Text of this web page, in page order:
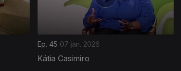
Ep. 45 07 jan. 2026
Kátia Casimiro